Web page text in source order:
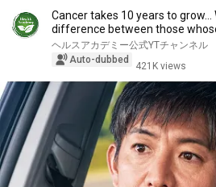
Cancer takes 10 years to grow...
difference between those
and th...
ヘルスアカデミー公式YTチャンネル
Auto-dubbed
421K views